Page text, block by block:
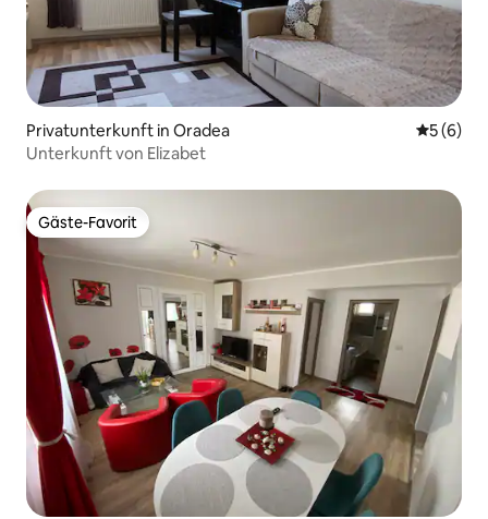
Privatunterkunft in Oradea
5 (6)
Unterkunft von Elizabet
Gäste-Favorit
Gäste-Favorit